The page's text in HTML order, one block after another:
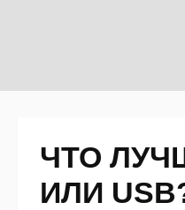
ЧТО
ИЛИ